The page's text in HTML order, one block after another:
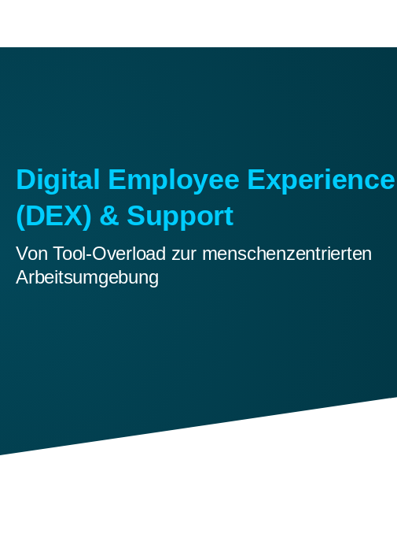
Digital Employee Experience
(DEX) & Support
Von Tool-Overload zur menschenzentrierten
Arbeitsumgebung